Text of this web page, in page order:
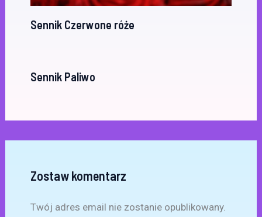
Sennik Czerwone róże
Sennik Paliwo
Zostaw komentarz
Twój adres email nie zostanie opublikowany.